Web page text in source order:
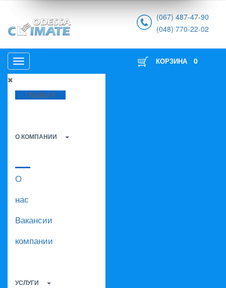
(067) 487-47-90
(048) 770-22-02
ГЛАВНАЯ
О КОМПАНИИ
О
нас
Вакансии
компании
УСЛУГИ
КОРЗИНА 0